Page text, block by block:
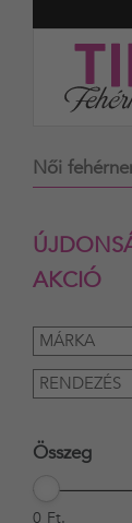
Női
AKCIÓ
MÁRKA
RENDEZÉS
Összeg
0 Ft.